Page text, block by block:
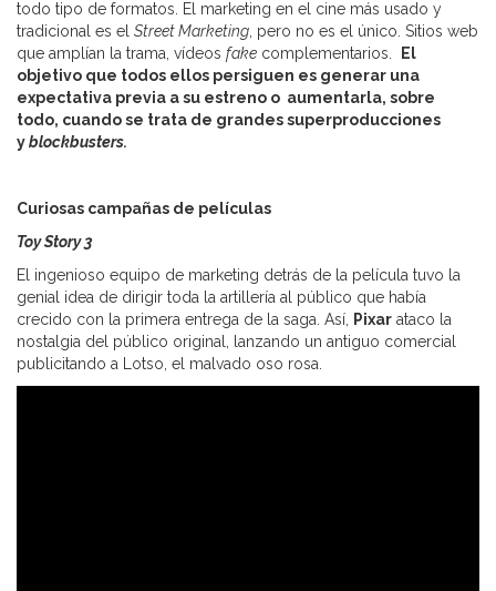
todo tipo de formatos. El marketing en el cine más usado y
tradicional es el Street Marketing , pero no es el único. Sitios web
que amplían la trama, vídeos fake complementarios.
El
objetivo que todos ellos persiguen es generar una
expectativa previa a su estreno o aumentarla, sobre
todo, cuando se trata de grandes superproducciones
yblockbusters.
Curiosas campañas de películas
Toy Story 3
El ingenioso equipo de marketing detrás de la película tuvo la
genial idea de dirigir toda la artillería al público que había
crecido con la primera entrega de la saga. Así,
Pixar ataco la
nostalgia del público original, lanzando un antiguo comercial
publicitando a Lotso, el malvado oso rosa.